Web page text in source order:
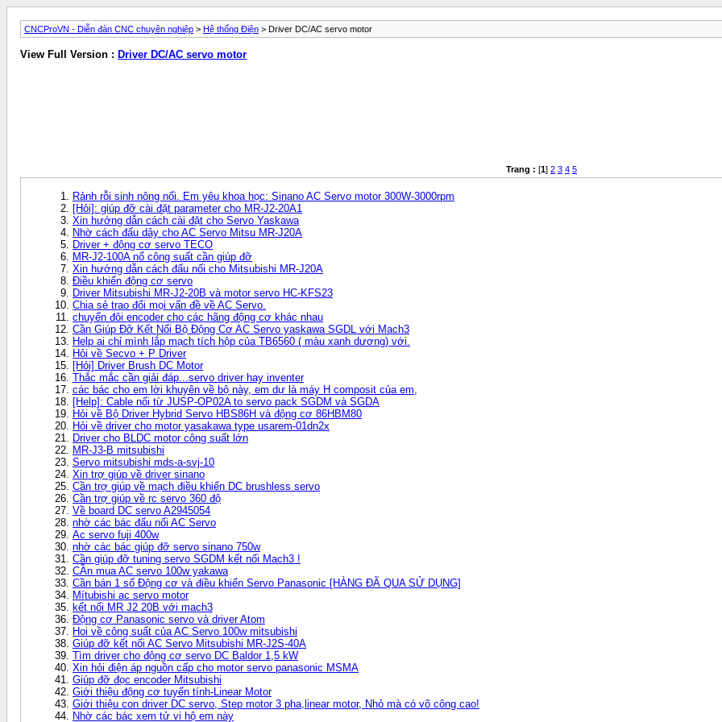
CNCProVN - Diễn đàn CNC chuyên nghiệp > Hệ thống Điện > Driver DC/AC servo motor
View Full Version : Driver DC/AC servo motor
Trang : [1] 2 3 4 5
Rảnh rỗi sinh nông nổi. Em yêu khoa học: Sinano AC Servo motor 300W-3000rpm
[Hỏi]: giúp đỡ cài đặt parameter cho MR-J2-20A1
Xin hướng dẫn cách cài đặt cho Servo Yaskawa
Nhờ cách đấu dây cho AC Servo Mitsu MR-J20A
Driver + động cơ servo TECO
MR-J2-100A nổ công suất cần giúp đỡ
Xin hướng dẫn cách đấu nối cho Mitsubishi MR-J20A
Điều khiển động cơ servo
Driver Mitsubishi MR-J2-20B và motor servo HC-KFS23
Chia sẻ trao đổi mọi vấn đề về AC Servo.
chuyển đôi encoder cho các hãng động cơ khác nhau
Cần Giúp Đỡ Kết Nối Bộ Động Cơ AC Servo yaskawa SGDL với Mach3
Help ai chỉ mình lắp mạch tích hộp của TB6560 ( màu xanh dương) với.
Hỏi về Secvo + P Driver
[Hỏi] Driver Brush DC Motor
Thắc mắc cần giải đáp...servo driver hay inventer
các bác cho em lời khuyên về bộ này, em dự là máy H composit của em,
[Help]: Cable nối từ JUSP-OP02A to servo pack SGDM và SGDA
Hỏi về Bộ Driver Hybrid Servo HBS86H và động cơ 86HBM80
Hỏi về driver cho motor yasakawa type usarem-01dn2x
Driver cho BLDC motor công suất lớn
MR-J3-B mitsubishi
Servo mitsubishi mds-a-svj-10
Xin trợ giúp về driver sinano
Cần trợ giúp về mạch điều khiển DC brushless servo
Cần trợ giúp về rc servo 360 độ
Về board DC servo A2945054
nhờ các bác đấu nối AC Servo
Ac servo fuji 400w
nhờ các bác giúp đỡ servo sinano 750w
Cần giúp đỡ tuning servo SGDM kết nối Mach3 !
CẦn mua AC servo 100w yakawa
Cần bán 1 số Động cơ và điều khiển Servo Panasonic [HÀNG ĐÃ QUA SỬ DỤNG]
Mítubishi ac servo motor
kết nối MR J2 20B với mach3
Động cơ Panasonic servo và driver Atom
Hoi về công suất của AC Servo 100w mitsubishi
Giúp đỡ kết nối AC Servo Mitsubishi MR-J2S-40A
Tìm driver cho động cơ servo DC Baldor 1,5 kW
Xin hỏi điện áp nguồn cấp cho motor servo panasonic MSMA
Giúp đỡ đọc encoder Mitsubishi
Giới thiệu động cơ tuyến tính-Linear Motor
Giới thiệu con driver DC servo, Step motor 3 pha,linear motor, Nhỏ mà có võ công cao!
Nhờ các bác xem tử vi hộ em này